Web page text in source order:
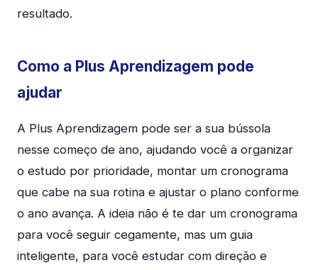
resultado.
Como a Plus Aprendizagem pode
ajudar
A Plus Aprendizagem pode ser a sua bússola
nesse começo de ano, ajudando você a organizar
o estudo por prioridade, montar um cronograma
que cabe na sua rotina e ajustar o plano conforme
o ano avança. A ideia não é te dar um cronograma
para você seguir cegamente, mas um guia
inteligente, para você estudar com direção e